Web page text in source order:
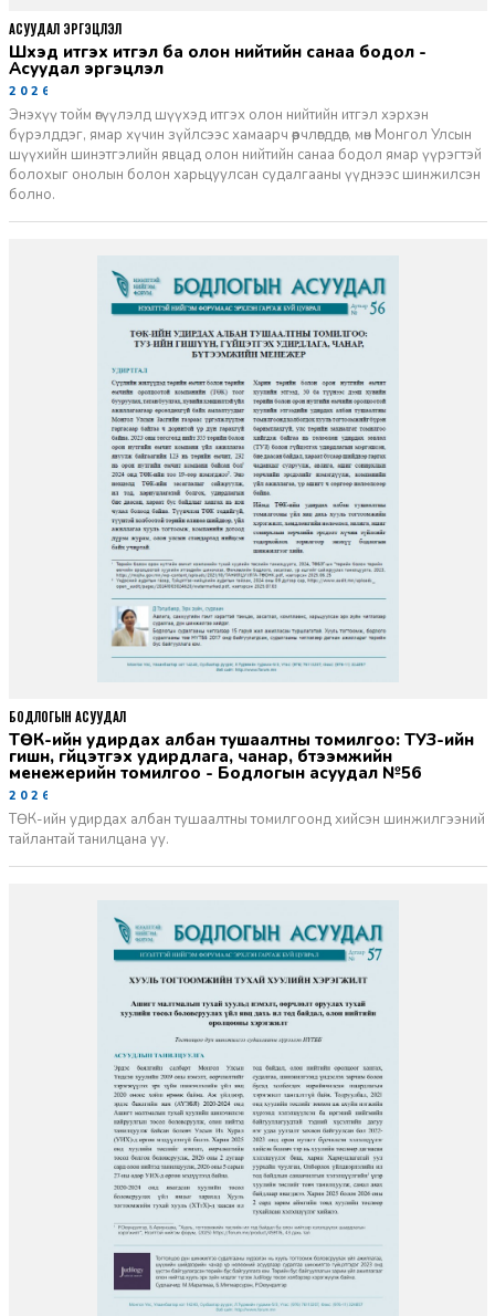
Шүүхэд итгэх итгэл ба олон нийтийн санаа бодол -
Асуудал эргэцүүлэл
2026-06-11
Энэхүү тойм өгүүлэлд шүүхэд итгэх олон нийтийн итгэл хэрхэн
бүрэлддэг, ямар хүчин зүйлсээс хамаарч өөрчлөгддөг, мөн Монгол Улсын
шүүхийн шинэтгэлийн явцад олон нийтийн санаа бодол ямар үүрэгтэй
болохыг онолын болон харьцуулсан судалгааны үүднээс шинжилсэн
болно.
АСУУДАЛ ЭРГЭЦҮҮЛЭЛ
ТӨК-ийн удирдах албан тушаалтны томилгоо: ТУЗ-ийн
гишүүн, гүйцэтгэх удирдлага, чанар, бүтээмжийн
менежерийн томилгоо - Бодлогын асуудал №56
2026-06-02
ТӨК-ийн удирдах албан тушаалтны томилгоонд хийсэн шинжилгээний
тайлантай танилцана уу.
БОДЛОГЫН АСУУДАЛ